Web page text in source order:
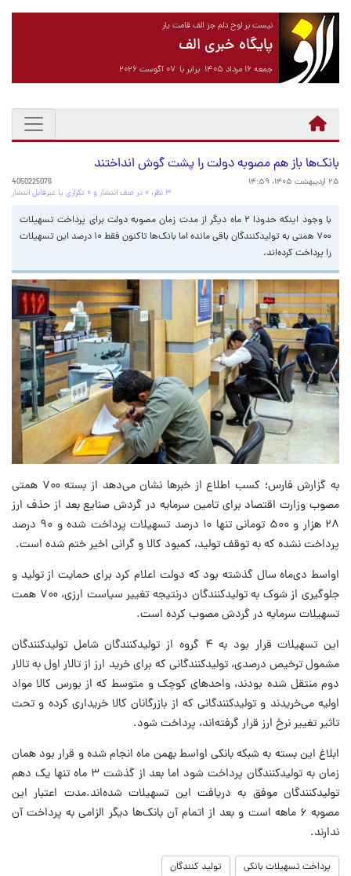
نیست بر لوح دلم جز الف قامت یار
پایگاه خبری الف
جمعه ۱۶ مرداد ۱۴۰۵ برابر با ۰۷ آگوست ۲۰۲۶
بانک‌ها باز هم مصوبه دولت را پشت گوش انداختند
۲۵ اردیبهشت ۱۴۰۵، ۱۴:۵۹
4050225076
۳ نظر، ۰ در صف انتشار و ۰ تکراری یا غیرقابل انتشار
با وجود اینکه حدودا ۲ ماه دیگر از مدت زمان مصوبه دولت برای پرداخت تسهیلات
۷۰۰ همتی به تولیدکنندگان باقی مانده اما بانک‌ها تاکنون فقط ۱۰ درصد این تسهیلات
را پرداخت کرده‌اند.
به گزارش فارس؛ کسب اطلاع از خبرها نشان می‌دهد از بسته ۷۰۰ همتی
مصوب وزارت اقتصاد برای تامین سرمایه در گردش صنایع بعد از حذف ارز
۲۸ هزار و ۵۰۰ تومانی تنها ۱۰ درصد تسهیلات پرداخت شده و ۹۰ درصد
پرداخت نشده که به توقف تولید، کمبود کالا و گرانی اخیر ختم شده است.
اواسط دی‌ماه سال گذشته بود که دولت اعلام کرد برای حمایت از تولید و
جلوگیری از شوک به تولیدکنندگان درنتیجه تغییر سیاست ارزی، ۷۰۰ همت
تسهیلات سرمایه در گردش مصوب کرده است.
این تسهیلات قرار بود به ۴ گروه از تولیدکنندگان شامل تولیدکنندگان
مشمول ترخیص درصدی، تولیدکنندگانی که برای خرید ارز از تالار اول به تالار
دوم منتقل شده بودند، واحد‌های کوچک و متوسط که از بورس کالا مواد
اولیه می‌خریدند و تولیدکنندگانی که از بازرگانان کالا خریداری کرده و تحت
تاثیر تغییر نرخ ارز قرار گرفته‌اند، پرداخت شود.
ابلاغ این بسته به شبکه بانکی اواسط بهمن ماه انجام شده و قرار بود همان
زمان به تولیدکنندگان پرداخت شود اما بعد از گذشت ۳ ماه تنها یک دهم
تولیدکنندگان موفق به دریافت این تسهیلات شده‌اند.مدت اعتبار این
مصوبه ۶ ماهه است و بعد از اتمام آن بانک‌ها دیگر الزامی به پرداخت آن
ندارند.
پرداخت تسهیلات بانکی تولید کنندگان